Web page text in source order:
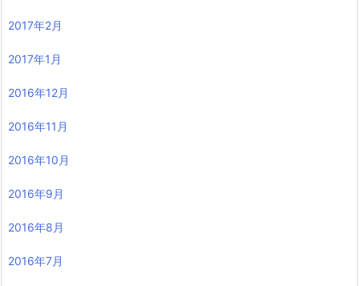
2017年2月
2017年1月
2016年12月
2016年11月
2016年10月
2016年9月
2016年8月
2016年7月